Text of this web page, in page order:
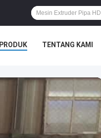
PRODUK TENTANG KAMI